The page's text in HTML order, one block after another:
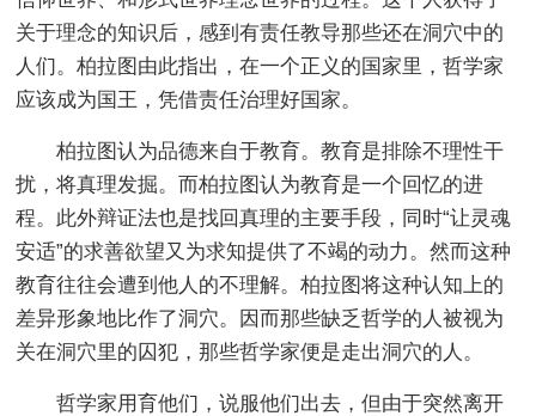
关于理念的知识后，感到有责任教导那些还在洞穴中的
人们。柏拉图由此指出，在一个正义的国家里，哲学家
应该成为国王，凭借责任治理好国家。
柏拉图认为品德来自于教育。教育是排除不理性干
扰，将真理发掘。而柏拉图认为教育是一个回忆的进
程。此外辩证法也是找回真理的主要手段，同时“让灵魂
安适”的求善欲望又为求知提供了不竭的动力。然而这种
教育往往会遭到他人的不理解。柏拉图将这种认知上的
差异形象地比作了洞穴。因而那些缺乏哲学的人被视为
关在洞穴里的囚犯，那些哲学家便是走出洞穴的人。
哲学家用育他们，说服他们出去，但由于突然离开